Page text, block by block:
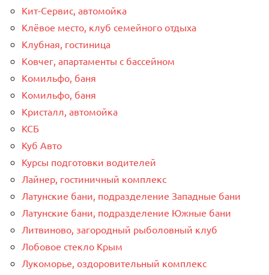
Кит-Сервис, автомойка
Клёвое место, клуб семейного отдыха
Клубная, гостиница
Ковчег, апартаменты с бассейном
Комильфо, баня
Комильфо, баня
Кристалл, автомойка
КСБ
Куб Авто
Курсы подготовки водителей
Лайнер, гостиничный комплекс
Латунские бани, подразделение Западные бани
Латунские бани, подразделение Южные бани
Литвиново, загородный рыболовный клуб
Лобовое стекло Крым
Лукоморье, оздоровительный комплекс